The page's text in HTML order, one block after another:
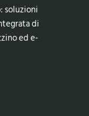
soluzioni
di
ed e-